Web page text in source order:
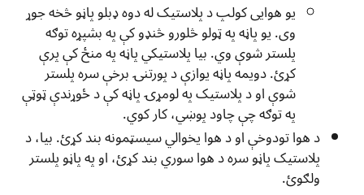
یو هوایی کولپ د پلاستیک له دوه ډبلو پاڼو څخه جوړ
وی. یو پاڼه په ټولو څلورو څنډو کې په بشپړه توګه
پلستر شوې وي. بیا پلاستيکي پاڼه په منځ کې پرې
کړئ. دویمه پاڼه یوازې د پورتنۍ برخې سره پلستر
شوې او د پلاستيک په لومړۍ پاڼه کې د ځوړندې ټوټې
په توګه چې چاود پوښي، کار کوي.
د هوا تودوخې او د هوا يخوالي سیسټمونه بند کړئ. بيا، د
پلاستیک پاڼو سره د هوا سوري بند کړئ، او په پاڼو پلستر
ولګوئ.